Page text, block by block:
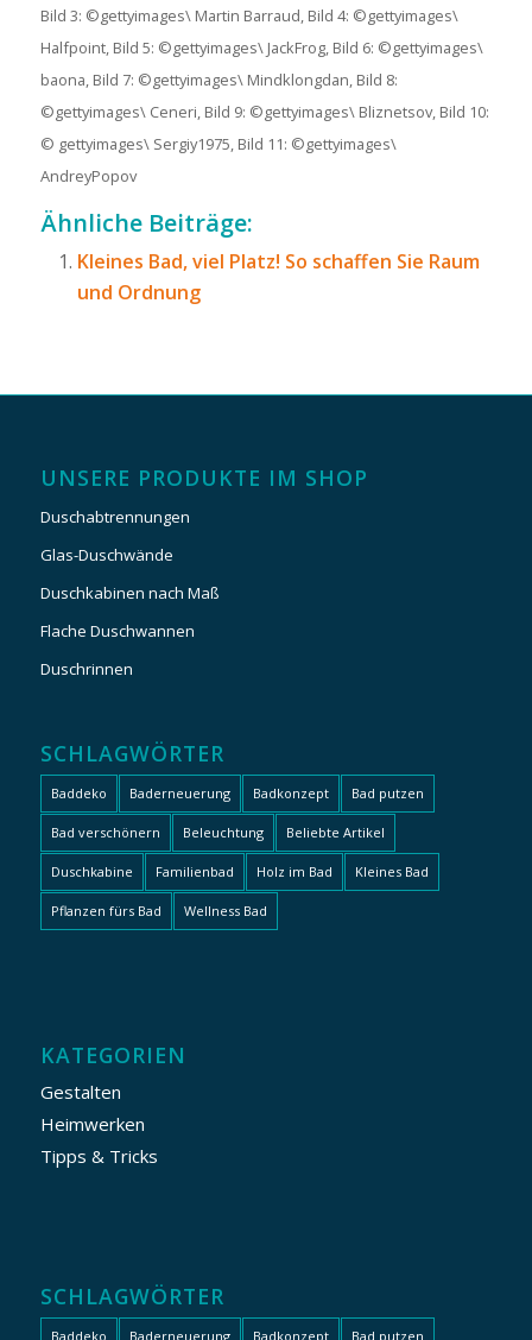
Bild 3: ©gettyimages\ Martin Barraud, Bild 4: ©gettyimages\
Halfpoint, Bild 5: ©gettyimages\ JackFrog, Bild 6: ©gettyimages\
baona, Bild 7: ©gettyimages\ Mindklongdan, Bild 8:
©gettyimages\ Ceneri, Bild 9: ©gettyimages\ Bliznetsov, Bild 10:
© gettyimages\ Sergiy1975, Bild 11: ©gettyimages\
AndreyPopov
Ähnliche Beiträge:
Kleines Bad, viel Platz! So schaffen Sie Raum
und Ordnung
UNSERE PRODUKTE IM SHOP
Duschabtrennungen
Glas-Duschwände
Duschkabinen nach Maß
Flache Duschwannen
Duschrinnen
SCHLAGWÖRTER
Baddeko Baderneuerung Badkonzept Bad putzen
Bad verschönern Beleuchtung Beliebte Artikel
Duschkabine Familienbad Holz im Bad Kleines Bad
Pflanzen fürs Bad Wellness Bad
KATEGORIEN
Gestalten
Heimwerken
Tipps & Tricks
SCHLAGWÖRTER
Baddeko Baderneuerung Badkonzept Bad putzen